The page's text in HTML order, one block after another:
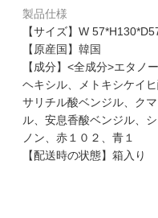
製品仕様
【サイズ】W
【原産国】韓国
【成分】<全成分>エタノ
ヘキシル、メトキシケイ
サリチル酸ベンジル、ク
ル、安息香酸ベンジル、
ノン、赤１０２、青１
【配送時の状態】箱入り